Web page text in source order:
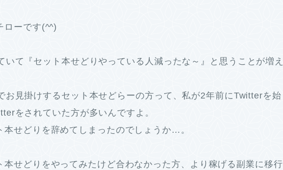
ローです(^^)
いて『セット本せどりやっている人減ったな～』と思うことが増え
お見掛けするセット本せどらーの方って、私が2年前にTwitterを始
をされていた方が多いんですよ。
本せどりを辞めてしまったのでしょうか…。
本せどりをやってみたけど合わなかった方、より稼げる副業に移行